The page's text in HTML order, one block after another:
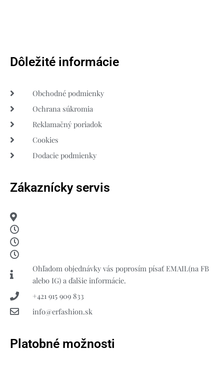
Dôležité informácie
Obchodné podmienky
Ochrana súkromia
Reklamačný poriadok
Cookies
Dodacie podmienky
Zákaznícky servis
Ohľadom objednávky vás poprosím písať EMAIL(na FB
alebo IG) a ďalšie informácie.
+421 915 909 833
info@erfashion.sk
Platobné možnosti